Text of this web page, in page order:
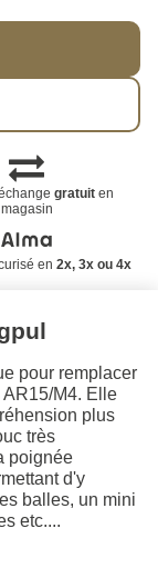
gratuit en
magasin
en 2x, 3x ou 4x
pour remplacer
M4. Elle
plus
très
poignée
d'y
balles, un mini
etc....